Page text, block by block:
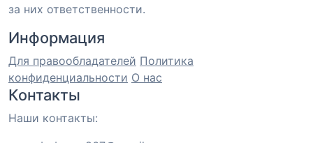
за них ответственности.
Информация
Для правообладателей Политика
конфиденциальности О нас
Контакты
Наши контакты: